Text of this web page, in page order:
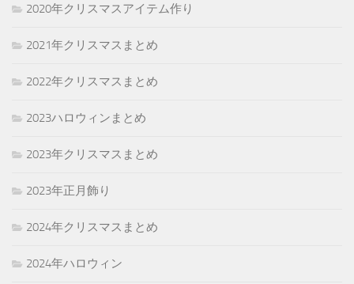
2020年クリスマスアイテム作り
2021年クリスマスまとめ
2022年クリスマスまとめ
2023ハロウィンまとめ
2023年クリスマスまとめ
2023年正月飾り
2024年クリスマスまとめ
2024年ハロウィン